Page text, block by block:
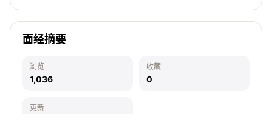
面经摘要
浏览
1,036
收藏
0
更新